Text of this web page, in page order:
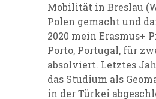
Mobilität in Breslau
Polen gemacht und
2020 mein Erasmus+
Porto, Portugal, für
absolviert. Letztes
das Studium als
in der Türkei